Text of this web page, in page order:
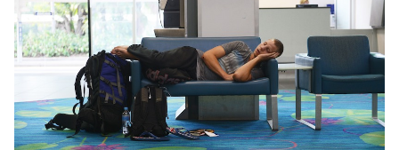
SHOP
CALENDARIO
AREA PERSONALE